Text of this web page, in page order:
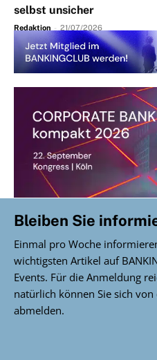
selbst unsicher
Redaktion - 21/07/2026
Bleiben Sie
Einmal pro Woche
wichtigsten Artikel auf
Events. Für die Anmeldung
natürlich können Sie sich
abmelden.